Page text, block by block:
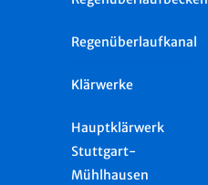
Regenüberlaufkanal
Klärwerke
Hauptklärwerk
Stuttgart-
Mühlhausen